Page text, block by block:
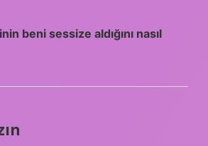
beni sessize aldığını nasıl